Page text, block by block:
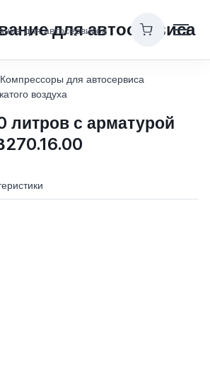
для автосервисов
Компрессоры для автосервиса
воздуха
литров с арматурой